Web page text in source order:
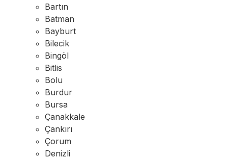
Bartın
Batman
Bayburt
Bilecik
Bingöl
Bitlis
Bolu
Burdur
Bursa
Çanakkale
Çankırı
Çorum
Denizli